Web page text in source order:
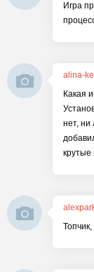
Игра
alina-
Какая
нет, ни
крутые